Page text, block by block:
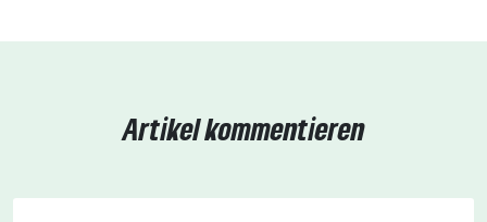
Artikel kommentieren